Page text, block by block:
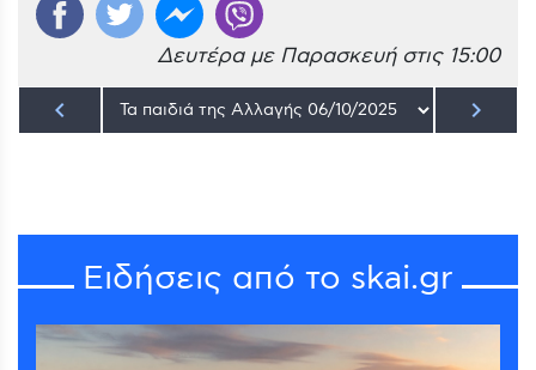
Δευτέρα με Παρασκευή στις 15:00
keyboard_arrow_left keyboard_arrow_right
Ειδήσεις από το skai.gr